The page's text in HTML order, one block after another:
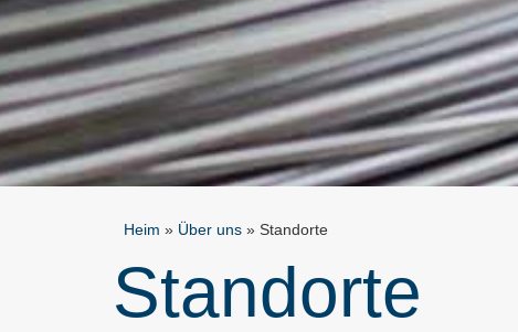
Heim » Über uns » Standorte
Standorte